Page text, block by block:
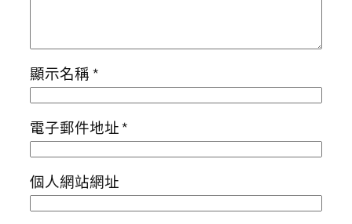
顯示名稱*
電子郵件地址*
個人網站網址